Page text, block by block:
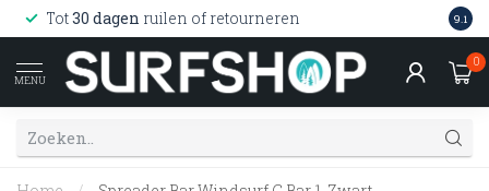
Tot30 dagen ruilen of retourneren 9.1
MENU
0